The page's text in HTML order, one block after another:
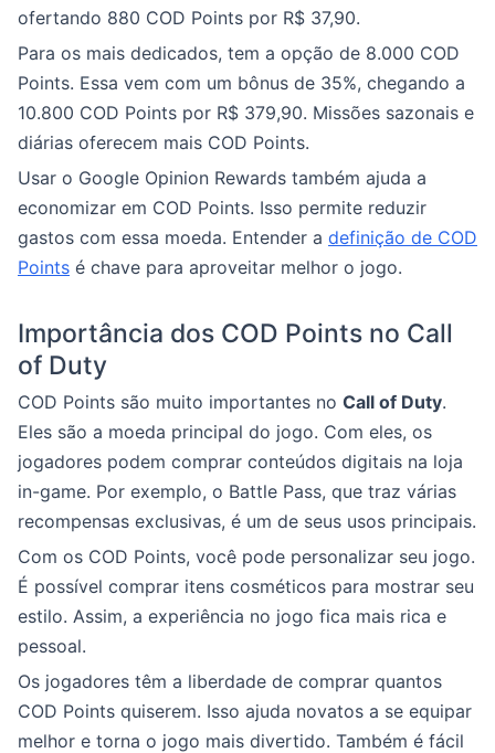
ofertando 880 COD Points por R$ 37,90.
Para os mais dedicados, tem a opção de 8.000 COD
Points. Essa vem com um bônus de 35%, chegando a
10.800 COD Points por R$ 379,90. Missões sazonais e
diárias oferecem mais COD Points.
Usar o Google Opinion Rewards também ajuda a
economizar em COD Points. Isso permite reduzir
gastos com essa moeda. Entender a definição de COD
Points é chave para aproveitar melhor o jogo.
Importância dos COD Points no Call
of Duty
COD Points são muito importantes no Call of Duty.
Eles são a moeda principal do jogo. Com eles, os
jogadores podem comprar conteúdos digitais na loja
in-game. Por exemplo, o Battle Pass, que traz várias
recompensas exclusivas, é um de seus usos principais.
Com os COD Points, você pode personalizar seu jogo.
É possível comprar itens cosméticos para mostrar seu
estilo. Assim, a experiência no jogo fica mais rica e
pessoal.
Os jogadores têm a liberdade de comprar quantos
COD Points quiserem. Isso ajuda novatos a se equipar
melhor e torna o jogo mais divertido. Também é fácil